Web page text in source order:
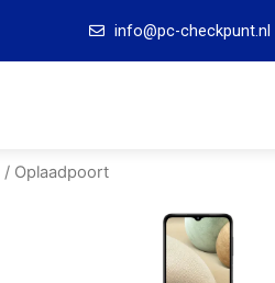
info@pc-checkpunt.nl
/ Oplaadpoort